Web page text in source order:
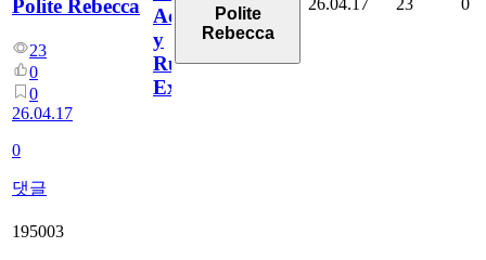
Polite Rebecca
23
0
0
26.04.17
0
댓글
Actualizaciones
y
Rumores
Explicados
Polite
Rebecca
195003